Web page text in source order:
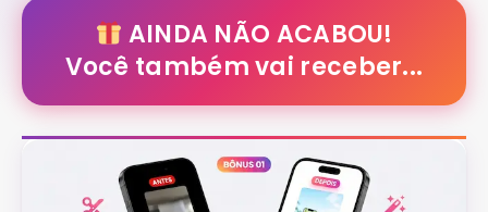
AINDA NÃO ACABOU!
Você também vai receber...